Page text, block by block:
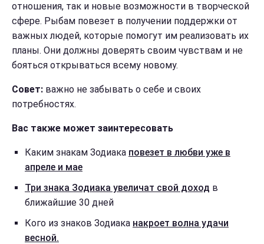
отношения, так и новые возможности в творческой
сфере. Рыбам повезет в получении поддержки от
важных людей, которые помогут им реализовать их
планы. Они должны доверять своим чувствам и не
бояться открываться всему новому.
Совет: важно не забывать о себе и своих
потребностях.
Вас также может заинтересовать
Каким знакам Зодиака повезет в любви уже в
апреле и мае
Три знака Зодиака увеличат свой доход в
ближайшие 30 дней
Кого из знаков Зодиака накроет волна удачи
весной.